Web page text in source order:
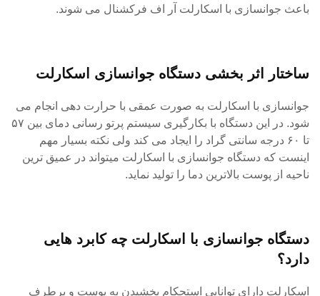
باعث جوانسازی با اسکارلت آر اف فرکشنال می شوند.
ساختار اثر بخشی دستگاه جوانسازی اسکارلت
جوانسازی با اسکارلت به صورت عمقی با حرارت دهی انجام می
شود. در این دستگاه با بکارگیری سیستم پرتو رسانی دمای بین ۵۷
تا ۶۰ درجه سانتی گراد را ایجاد می کند ولی نکته بسیار مهم
اینست که دستگاه جوانسازی با اسکارلت میتواند در عمیق ترین
ناحیه از پوست بالاترین دما را تولید نماید.
دستگاه جوانسازی با اسکارلت چه کابرد هایی
دارد؟
اسکارلت دارای توانایی استحکام بخشیدن به پوست و برطرف